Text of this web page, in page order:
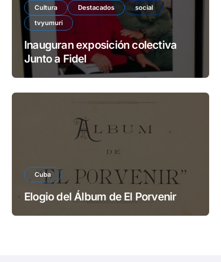
Cultura Destacados
social
tvyumuri
Inauguran exposición colectiva
Junto a Fidel
Cuba
Elogio del Álbum de El Porvenir